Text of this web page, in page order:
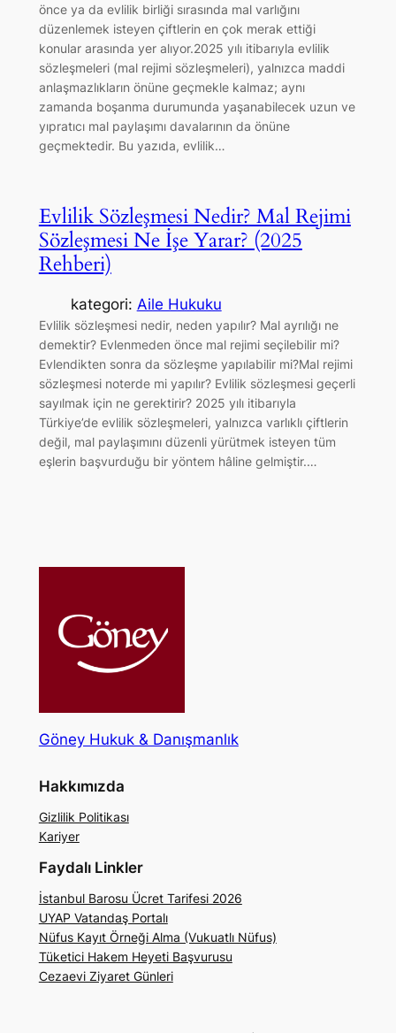
önce ya da evlilik birliği sırasında mal varlığını
düzenlemek isteyen çiftlerin en çok merak ettiği
konular arasında yer alıyor.2025 yılı itibarıyla evlilik
sözleşmeleri (mal rejimi sözleşmeleri), yalnızca maddi
anlaşmazlıkların önüne geçmekle kalmaz; aynı
zamanda boşanma durumunda yaşanabilecek uzun ve
yıpratıcı mal paylaşımı davalarının da önüne
geçmektedir. Bu yazıda, evlilik…
Evlilik Sözleşmesi Nedir? Mal Rejimi
Sözleşmesi Ne İşe Yarar? (2025
Rehberi)
kategori: Aile Hukuku
Evlilik sözleşmesi nedir, neden yapılır? Mal ayrılığı ne
demektir? Evlenmeden önce mal rejimi seçilebilir mi?
Evlendikten sonra da sözleşme yapılabilir mi?Mal rejimi
sözleşmesi noterde mi yapılır? Evlilik sözleşmesi geçerli
sayılmak için ne gerektirir? 2025 yılı itibarıyla
Türkiye’de evlilik sözleşmeleri, yalnızca varlıklı çiftlerin
değil, mal paylaşımını düzenli yürütmek isteyen tüm
eşlerin başvurduğu bir yöntem hâline gelmiştir.…
Göney Hukuk & Danışmanlık
Hakkımızda
Gizlilik Politikası
Kariyer
Faydalı Linkler
İstanbul Barosu Ücret Tarifesi 2026
UYAP Vatandaş Portalı
Nüfus Kayıt Örneği Alma (Vukuatlı Nüfus)
Tüketici Hakem Heyeti Başvurusu
Cezaevi Ziyaret Günleri